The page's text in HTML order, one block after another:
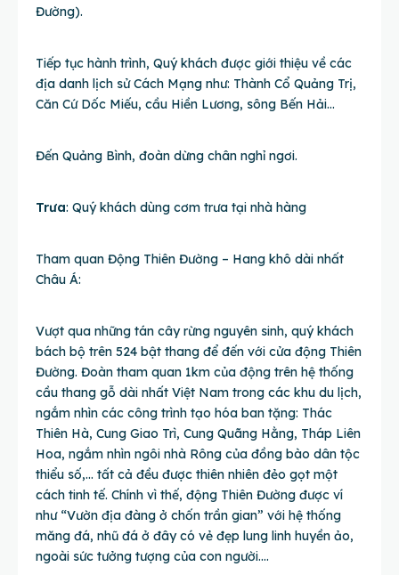
Đường).
Tiếp tục hành trình, Quý khách được giới thiệu về các
địa danh lịch sử Cách Mạng như: Thành Cổ Quảng Trị,
Căn Cứ Dốc Miếu, cầu Hiền Lương, sông Bến Hải…
Đến Quảng Bình, đoàn dừng chân nghỉ ngơi.
Trưa: Quý khách dùng cơm trưa tại nhà hàng
Tham quan Động Thiên Đường – Hang khô dài nhất
Châu Á:
Vượt qua những tán cây rừng nguyên sinh, quý khách
bách bộ trên 524 bật thang để đến với cửa động Thiên
Đường. Đoàn tham quan 1km của động trên hệ thống
cầu thang gỗ dài nhất Việt Nam trong các khu du lịch,
ngắm nhìn các công trình tạo hóa ban tặng: Thác
Thiên Hà, Cung Giao Trì, Cung Quãng Hằng, Tháp Liên
Hoa, ngắm nhìn ngôi nhà Rông của đồng bào dân tộc
thiểu số,… tất cả đều được thiên nhiên đẻo gọt một
cách tinh tế. Chính vì thế, động Thiên Đường được ví
như “Vườn địa đàng ở chốn trần gian” với hệ thống
măng đá, nhũ đá ở đây có vẻ đẹp lung linh huyền ảo,
ngoài sức tưởng tượng của con người….